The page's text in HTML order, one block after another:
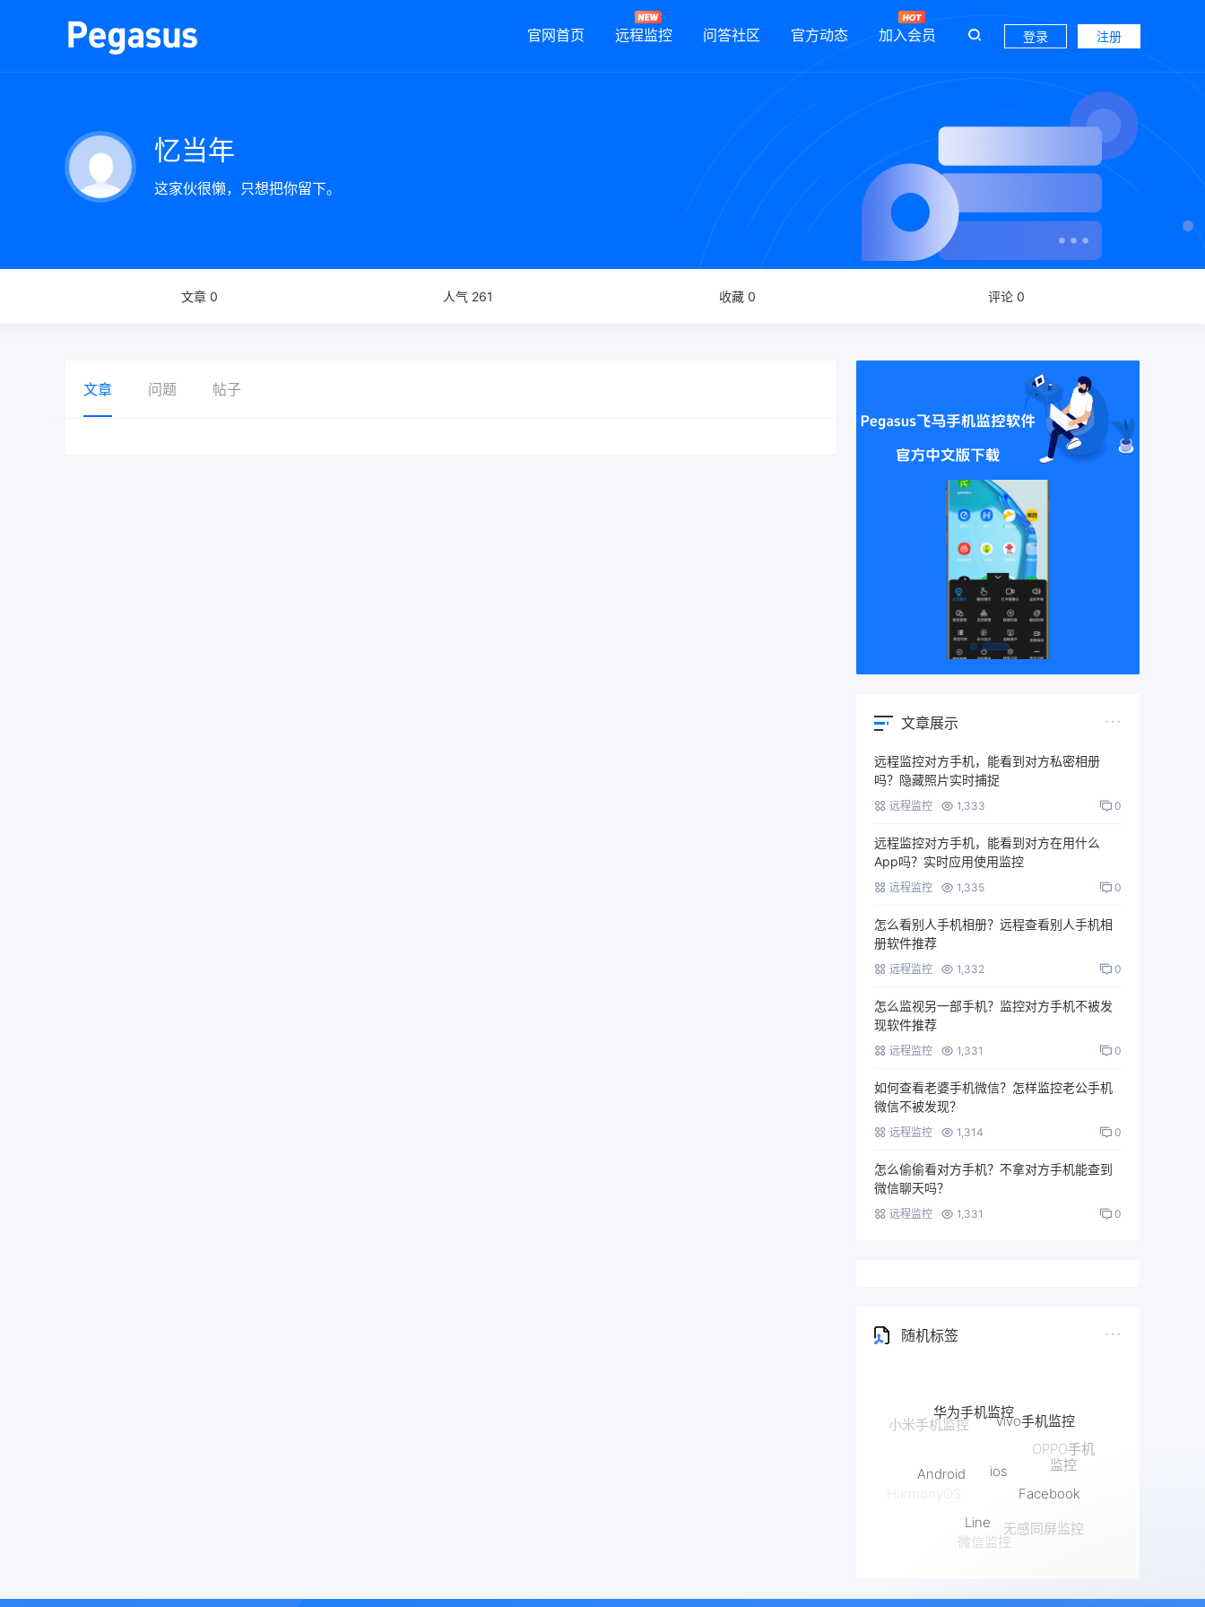
官网首页 远程监控 问答社区 官方动态 加入会员 登录 注册
忆当年
这家伙很懒，只想把你留下。
文章 0 人气 261 收藏 0 评论 0
文章 问题 帖子
文章展示
远程监控对方手机，能看到对方私密相册
吗？隐藏照片实时捕捉
远程监控 1,333 0
远程监控对方手机，能看到对方在用什么
App吗？实时应用使用监控
远程监控 1,335 0
怎么看别人手机相册？远程查看别人手机相
册软件推荐
远程监控 1,332 0
怎么监视另一部手机？监控对方手机不被发
现软件推荐
远程监控 1,331 0
如何查看老婆手机微信？怎样监控老公手机
微信不被发现？
远程监控 1,314 0
怎么偷偷看对方手机？不拿对方手机能查到
微信聊天吗？
远程监控 1,331 0
随机标签
vivo手机监控
OPPO手机
监控
HarmonyOS
无感同屏监控
微信监控